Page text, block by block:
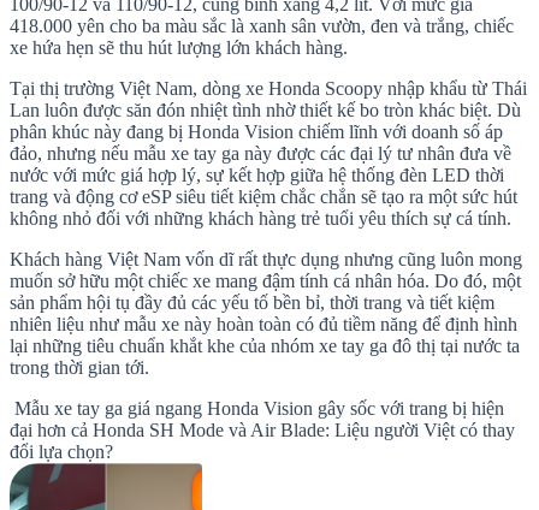
418.000 yên cho ba màu sắc là xanh sân vườn, đen và trắng, chiếc
xe hứa hẹn sẽ thu hút lượng lớn khách hàng.
Tại thị trường Việt Nam, dòng xe Honda Scoopy nhập khẩu từ Thái
Lan luôn được săn đón nhiệt tình nhờ thiết kế bo tròn khác biệt. Dù
phân khúc này đang bị Honda Vision chiếm lĩnh với doanh số áp
đảo, nhưng nếu mẫu xe tay ga này được các đại lý tư nhân đưa về
nước với mức giá hợp lý, sự kết hợp giữa hệ thống đèn LED thời
trang và động cơ eSP siêu tiết kiệm chắc chắn sẽ tạo ra một sức hút
không nhỏ đối với những khách hàng trẻ tuổi yêu thích sự cá tính.
Khách hàng Việt Nam vốn dĩ rất thực dụng nhưng cũng luôn mong
muốn sở hữu một chiếc xe mang đậm tính cá nhân hóa. Do đó, một
sản phẩm hội tụ đầy đủ các yếu tố bền bỉ, thời trang và tiết kiệm
nhiên liệu như mẫu xe này hoàn toàn có đủ tiềm năng để định hình
lại những tiêu chuẩn khắt khe của nhóm xe tay ga đô thị tại nước ta
trong thời gian tới.
Mẫu xe tay ga giá ngang Honda Vision gây sốc với trang bị hiện
đại hơn cả Honda SH Mode và Air Blade: Liệu người Việt có thay
đổi lựa chọn?